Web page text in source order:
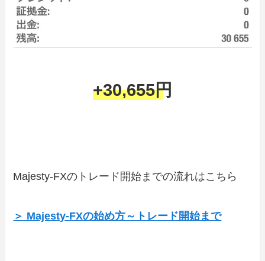
+30,655円
Majesty-FXのトレード開始までの流れはこちら
＞ Majesty-FXの始め方～トレード開始まで